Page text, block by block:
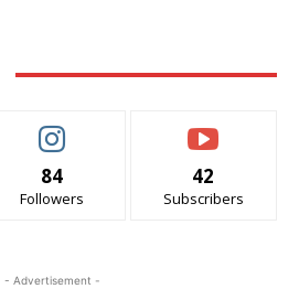
84
Followers
42
Subscribers
- Advertisement -